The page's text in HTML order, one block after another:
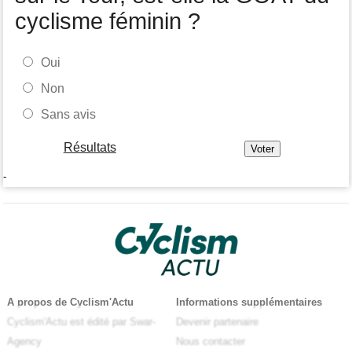
cyclisme féminin ?
Oui
Non
Sans avis
Résultats
-
A propos de Cyclism'Actu
Cyclism'Actu est édité par Swar-
Agency
Informations supplémentaires
Devenir partenaire
Nous contacter